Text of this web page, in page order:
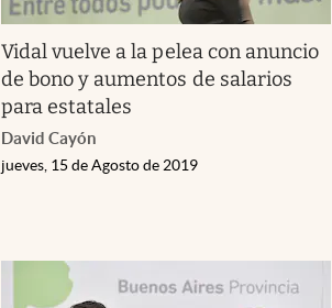
Vidal vuelve a la pelea con anuncio
de bono y aumentos de salarios
para estatales
David Cayón
jueves, 15 de Agosto de 2019